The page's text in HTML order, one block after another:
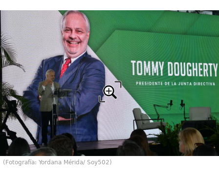
(Fotografía: Yordana Mérida/ Soy502)